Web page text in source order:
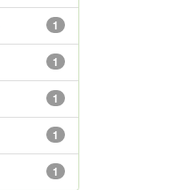
1
1
1
1
1